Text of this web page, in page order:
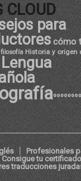
CLOUD
para
cómo
filosofía Historia y origen
Lengua
Profesionales
Consigue tu
traducciones